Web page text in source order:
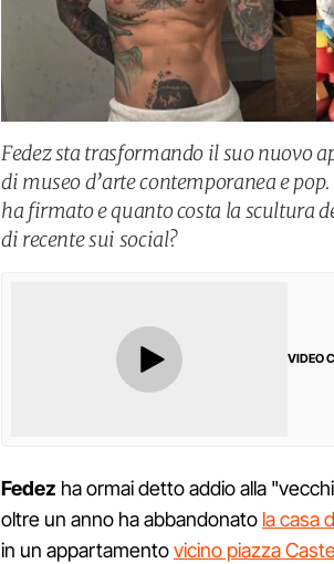
Fedez sta trasformando il suo nuovo
di museo d’arte contemporanea e
ha firmato e quanto costa la scultura
di recente sui social?
VIDEO
Fedez ha ormai detto addio alla
oltre un anno ha abbandonato la casa
in un appartamentovicino piazza